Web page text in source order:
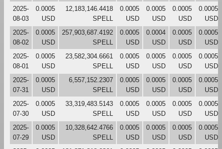
2025-
08-03
0.0005
USD
12,183,146.4418
SPELL
0.0005
USD
0.0005
USD
0.0005
USD
0.0005
USD
2025-
08-02
0.0005
USD
257,903,687.4192
SPELL
0.0005
USD
0.0004
USD
0.0005
USD
0.0005
USD
2025-
08-01
0.0005
USD
23,582,304.6661
SPELL
0.0005
USD
0.0005
USD
0.0005
USD
0.0005
USD
2025-
07-31
0.0005
USD
6,557,152.2307
SPELL
0.0005
USD
0.0005
USD
0.0005
USD
0.0005
USD
2025-
07-30
0.0005
USD
33,319,483.5143
SPELL
0.0005
USD
0.0005
USD
0.0005
USD
0.0005
USD
2025-
07-29
0.0005
USD
10,328,642.4766
SPELL
0.0005
USD
0.0005
USD
0.0005
USD
0.0005
USD